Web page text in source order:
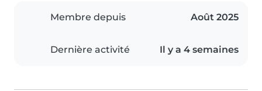
Membre depuis Août 2025
Dernière activité Il y a 4 semaines